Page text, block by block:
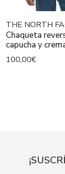
THE NORTH
Chaqueta
capucha y
integral Shasta
100,00€